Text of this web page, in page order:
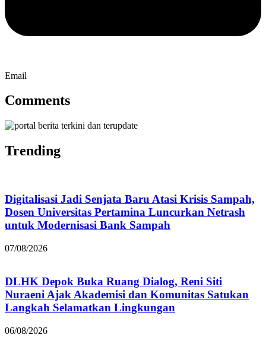
Email
Comments
Trending
Digitalisasi Jadi Senjata Baru Atasi Krisis Sampah,
Dosen Universitas Pertamina Luncurkan Netrash
untuk Modernisasi Bank Sampah
07/08/2026
DLHK Depok Buka Ruang Dialog, Reni Siti
Nuraeni Ajak Akademisi dan Komunitas Satukan
Langkah Selamatkan Lingkungan
06/08/2026